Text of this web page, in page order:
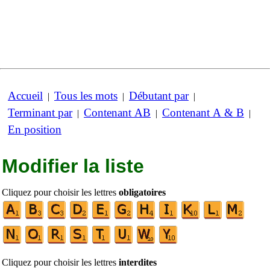
Accueil | Tous les mots | Débutant par|
Terminant par| Contenant AB | Contenant A & B |
En position
Modifier la liste
Cliquez pour choisir les lettres obligatoires
Cliquez pour choisir les lettres interdites